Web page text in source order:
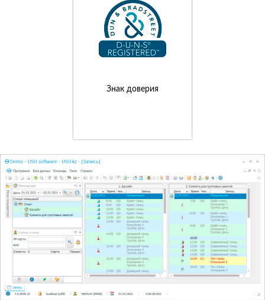
Знак доверия